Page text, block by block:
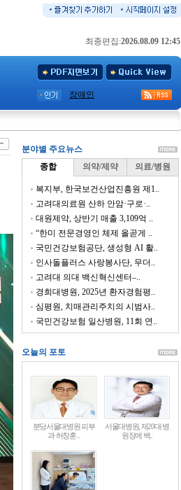
최종편집:2026.08.09 12:45
장애인
분야별 주요뉴스
종합
의약/제약 의료/병원
복지부, 한국보건산업진흥원 제1..
고려대의료원 산하 안암·구로·..
대원제약, 상반기 매출 3,109억 ..
“한미 전문경영인 체제 올곧게 ..
국민건강보험공단, 생성형 AI 활..
인사돌플러스 사랑봉사단, 무더..
고려대 의대 백신혁신센터–..
경희대병원, 2025년 환자경험평..
심평원, 치매관리주치의 시범사..
국민건강보험 일산병원, 11회 연..
오늘의 포토
분당서울대병원 피부
과 허창훈 ..
서울대병원, 제20대 병
원장에 백..